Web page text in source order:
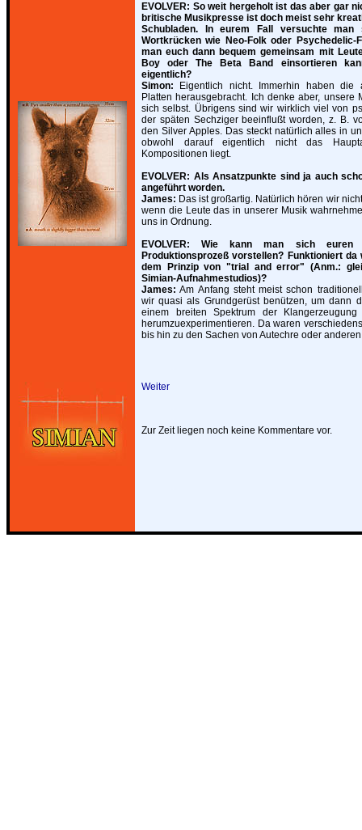
EVOLVER: So weit hergeholt ist das aber gar
britische Musikpresse ist doch meist sehr
Schubladen. In eurem Fall versuchte man
Wortkrücken wie Neo-Folk oder Psychedelic-
man euch dann bequem gemeinsam mit
Boy oder The Beta Band einsortieren
eigentlich?
Simon: Eigentlich nicht. Immerhin haben die
Platten herausgebracht. Ich denke aber, unsere
sich selbst. Übrigens sind wir wirklich viel von
der späten Sechziger beeinflußt worden, z. B.
den Silver Apples. Das steckt natürlich alles in
obwohl darauf eigentlich nicht das
Kompositionen liegt.
EVOLVER: Als Ansatzpunkte sind ja auch
angeführt worden.
James: Das ist großartig. Natürlich hören wir
wenn die Leute das in unserer Musik
uns in Ordnung.
EVOLVER: Wie kann man sich euren
Produktionsprozeß vorstellen? Funktioniert
dem Prinzip von "trial and error" (Anm.:
Simian-Aufnahmestudios)?
James: Am Anfang steht meist schon
wir quasi als Grundgerüst benützen, um dann
einem breiten Spektrum der
herumzuexperimentieren. Da waren
bis hin zu den Sachen von Autechre oder
Weiter
Zur Zeit liegen noch keine Kommentare vor.